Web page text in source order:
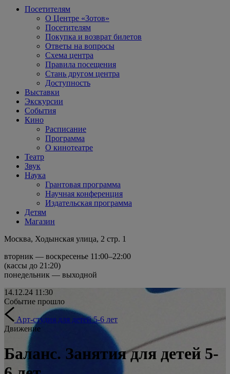
Посетителям
О Центре «Зотов»
Посетителям
Покупка и возврат билетов
Ответы на вопросы
Схема центра
Правила посещения
Стань другом центра
Доступность
Выставки
Экскурсии
События
Кино
Расписание
Программа
О кинотеатре
Театр
Звук
Наука
Грантовая программа
Научная конференция
Издательская программа
Детям
Магазин
Москва, Ходынская улица, 2 стр. 1
вторник — воскресенье 11:00–22:00
(кассы до 21:20)
понедельник — выходной
14.12.24 11:30
Событие прошло
Арт-студия для детей 5-6 лет
Движение
Баланс. Занятия для детей 5-